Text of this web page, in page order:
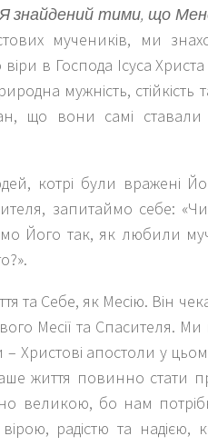
знайдений тими, що
мучеників, ми
в Господа Ісуса
мужність, стійкість
що вони самі ставали
котрі були вражені
запитаймо себе:
Його так, як любили
та Себе, як Месію. Він
Месії та Спасителя. Ми
Христові апостоли у
життя повинно стати
великою, бо нам
радістю та надією,